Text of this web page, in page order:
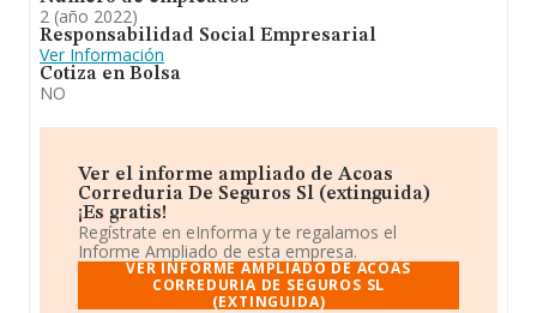
2 (año 2022)
Responsabilidad Social Empresarial
Ver Información
Cotiza en Bolsa
NO
Ver el informe ampliado de Acoas
Correduria De Seguros Sl (extinguida)
¡Es gratis!
Regístrate en eInforma y te regalamos el
Informe Ampliado de esta empresa.
VER INFORME AMPLIADO DE ACOAS
CORREDURIA DE SEGUROS SL
(EXTINGUIDA)